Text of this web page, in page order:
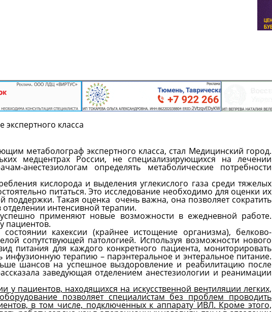
класса
метаболограф экспертного класса, стал Медицинский город.
медцентрах России, не специализирующихся на лечении
анестезиологам определять метаболические потребности
кислорода и выделения углекислого газа среди тяжелых
питаться. Это исследование необходимо для оценки их
поддержки. Такая оценка очень важна, она позволяет сократить
интенсивной терапии.
применяют новые возможности в ежедневной работе.
пациентов.
кахексии (крайнее истощение организма), белково-
сопутствующей патологией. Используя возможности нового
питания для каждого конкретного пациента, мониторировать
инфузионную терапию – парэнтеральное и энтеральное питание.
шансов на успешное выздоровление и реабилитацию после
заведующая отделением анестезиологии и реанимации
пациентов, находящихся на искусственной вентиляции легких,
позволяет специалистам без проблем проводить
в том числе, подключенных к аппарату ИВЛ. Кроме этого,